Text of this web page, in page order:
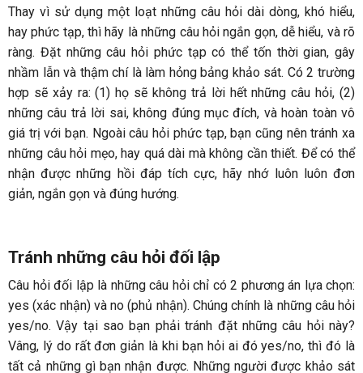
Thay vì sử dụng một loạt những câu hỏi dài dòng, khó hiểu,
hay phức tạp, thì hãy là những câu hỏi ngắn gọn, dễ hiểu, và rõ
ràng. Đặt những câu hỏi phức tạp có thể tốn thời gian, gây
nhầm lẫn và thậm chí là làm hỏng bảng khảo sát. Có 2 trường
hợp sẽ xảy ra: (1) họ sẽ không trả lời hết những câu hỏi, (2)
những câu trả lời sai, không đúng mục đích, và hoàn toàn vô
giá trị với bạn. Ngoài câu hỏi phức tạp, bạn cũng nên tránh xa
những câu hỏi mẹo, hay quá dài mà không cần thiết. Để có thể
nhận được những hồi đáp tích cực, hãy nhớ luôn luôn đơn
giản, ngắn gọn và đúng hướng.
Tránh những câu hỏi đối lập
Câu hỏi đối lập là những câu hỏi chỉ có 2 phương án lựa chọn:
yes (xác nhận) và no (phủ nhận). Chúng chính là những câu hỏi
yes/no. Vậy tại sao bạn phải tránh đặt những câu hỏi này?
Vâng, lý do rất đơn giản là khi bạn hỏi ai đó yes/no, thì đó là
tất cả những gì bạn nhận được. Những người được khảo sát